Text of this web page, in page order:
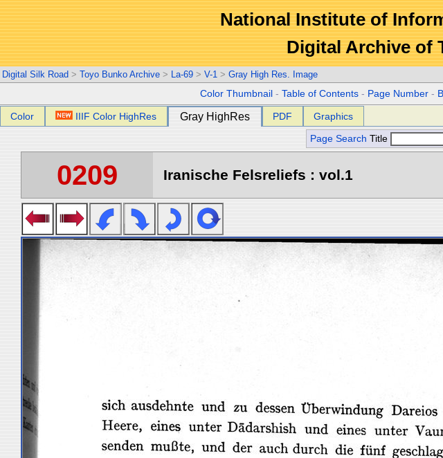
National Institute of
Digital Archive of
Digital Silk Road > Toyo Bunko Archive > La-69 > V-1 > Gray High Res. Image
Color Thumbnail -Table of Contents - Page Number -
Color IIIF Color HighRes Gray HighRes PDF Graphics
Page Search Title
0209 Iranische Felsreliefs : vol.1